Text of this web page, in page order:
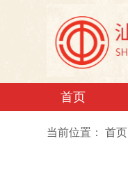
首页
当前位置： 首页